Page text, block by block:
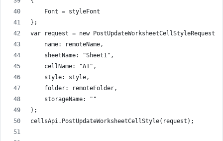
    Font = styleFont
};
var request = new PostUpdateWorksheetCellStyleRequest(
    name: remoteName,
    sheetName: "Sheet1",
    cellName: "A1",
    style: style,
    folder: remoteFolder,
    storageName: ""
);
cellsApi.PostUpdateWorksheetCellStyle(request);